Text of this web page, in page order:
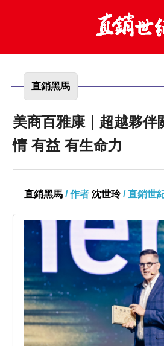
直銷黑馬
美商百雅康｜超越夥伴
情 有益 有生命力
直銷黑馬 / 作者 沈世玲 / 直銷世